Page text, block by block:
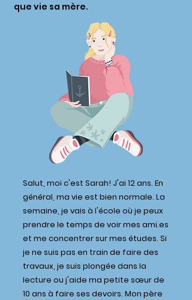
que vie sa mère.
Salut, moi c'est Sarah! J'ai 12 ans. En
général, ma vie est bien normale. La
semaine, je vais à l'école où je peux
prendre le temps de voir mes ami.es
et me concentrer sur mes études. Si
je ne suis pas en train de faire des
travaux, je suis plongée dans la
lecture ou j'aide ma petite sœur de
10 ans à faire ses devoirs. Mon père